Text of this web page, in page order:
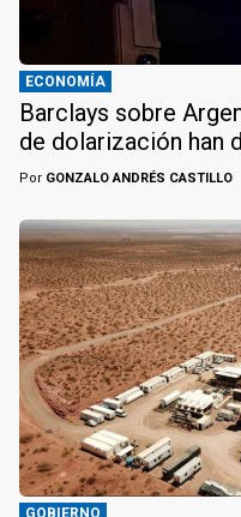
ECONOMÍA
Barclays sobre
de dolarización han
Por GONZALO ANDRÉS CASTILLO